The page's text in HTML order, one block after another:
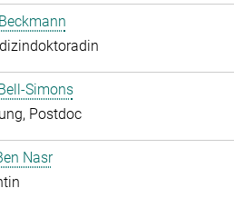
Simons
Postdoc
Nasr